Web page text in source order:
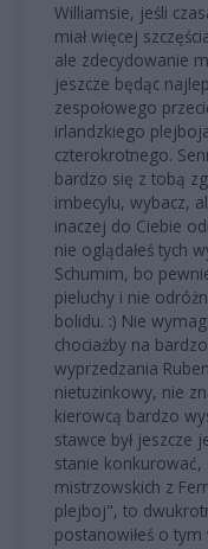
Williamsie, jeśli
miał więcej
ale zdecydowanie
jeszcze będąc
zespołowego
irlandzkiego
czterokrotnego.
bardzo się z tobą
imbecylu, wybacz,
inaczej do Ciebie
nie oglądałeś tych
Schumim, bo
pieluchy i nie
bolidu. :) Nie
chociażby na
wyprzedzania
nietuzinkowy, nie
kierowcą bardzo
stawce był jeszcze
stanie konkurować,
mistrzowskich z
plejboj", to
postanowiłeś o